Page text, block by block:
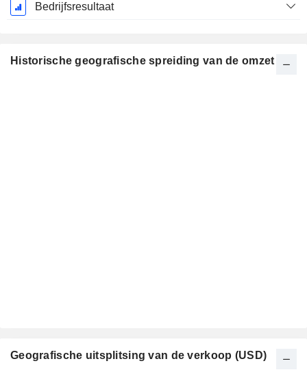
Bedrijfsresultaat
Historische geografische spreiding van de omzet
Geografische uitsplitsing van de verkoop (USD)